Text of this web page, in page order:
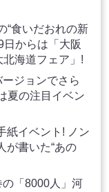
“食いだおれの新
日からは「大阪
海道フェア」!
ジョンでさら
夏の注目イベン
紙イベント! ノン
が書いた“あの
の「8000人」河